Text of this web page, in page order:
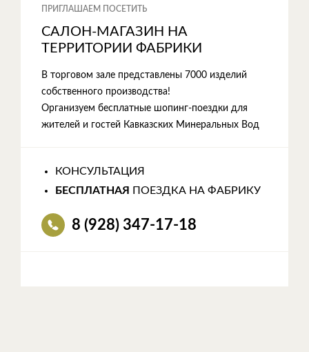
ПРИГЛАШАЕМ ПОСЕТИТЬ
САЛОН-МАГАЗИН НА
ТЕРРИТОРИИ ФАБРИКИ
В торговом зале представлены 7000 изделий
собственного производства!
Организуем бесплатные шопинг-поездки для
жителей и гостей Кавказских Минеральных Вод
КОНСУЛЬТАЦИЯ
БЕСПЛАТНАЯ
ПОЕЗДКА НА ФАБРИКУ
8 (928) 347-17-18